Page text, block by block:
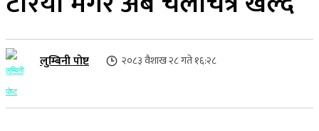
लुम्बिनी पोष्ट २०८३ वैशाख २८ गते १६:२८